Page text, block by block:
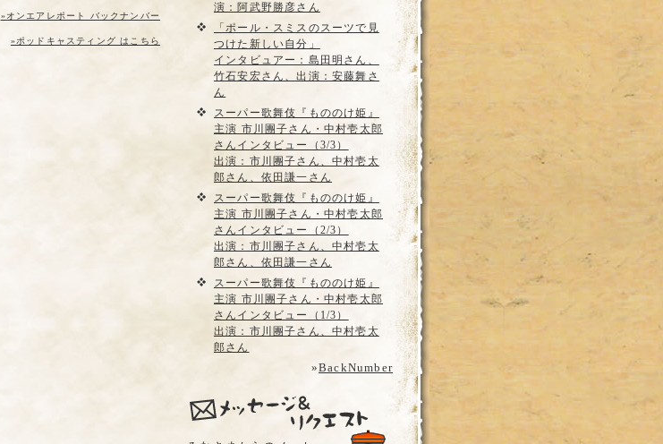
»オンエアレポート バックナンバー
»ポッドキャスティング はこちら
演：阿武野勝彦さん
「ポール・スミスのスーツで見
つけた新しい自分」
インタビュアー：島田明さん、
竹石安宏さん、出演：安藤舞さ
ん
スーパー歌舞伎『もののけ姫』
主演 市川團子さん・中村壱太郎
さんインタビュー（3/3）
出演：市川團子さん、中村壱太
郎さん、依田謙一さん
スーパー歌舞伎『もののけ姫』
主演 市川團子さん・中村壱太郎
さんインタビュー（2/3）
出演：市川團子さん、中村壱太
郎さん、依田謙一さん
スーパー歌舞伎『もののけ姫』
主演 市川團子さん・中村壱太郎
さんインタビュー（1/3）
出演：市川團子さん、中村壱太
郎さん
»BackNumber